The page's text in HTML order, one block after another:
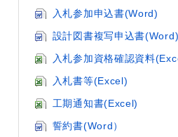
入札参加申込書(Word)
設計図書複写申込書
入札参加資格確認資料
入札書等(Excel)
工期通知書(Excel)
誓約書(Word）